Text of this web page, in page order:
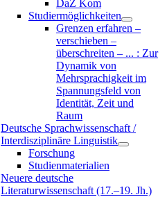
DaZ Kom
Studiermöglichkeiten
Grenzen erfahren –
verschieben –
überschreiten – ... : Zur
Dynamik von
Mehrsprachigkeit im
Spannungsfeld von
Identität, Zeit und
Raum
Deutsche Sprachwissenschaft /
Interdisziplinäre Linguistik
Forschung
Studienmaterialien
Neuere deutsche
Literaturwissenschaft (17.–19. Jh.)